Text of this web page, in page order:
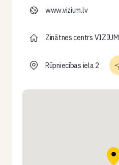
www.vizium.lv
Zinātnes centrs VIZIUM
Rūpniecības iela 2